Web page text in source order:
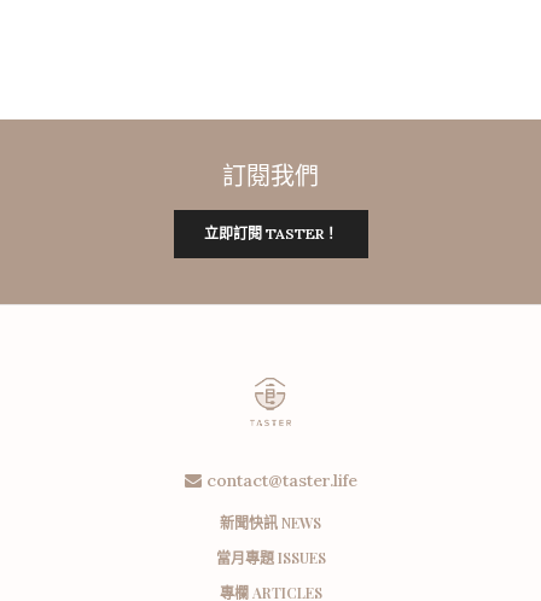
訂閱我們
立即訂閱 TASTER！
contact@taster.life
新聞快訊 NEWS
當月專題 ISSUES
專欄 ARTICLES